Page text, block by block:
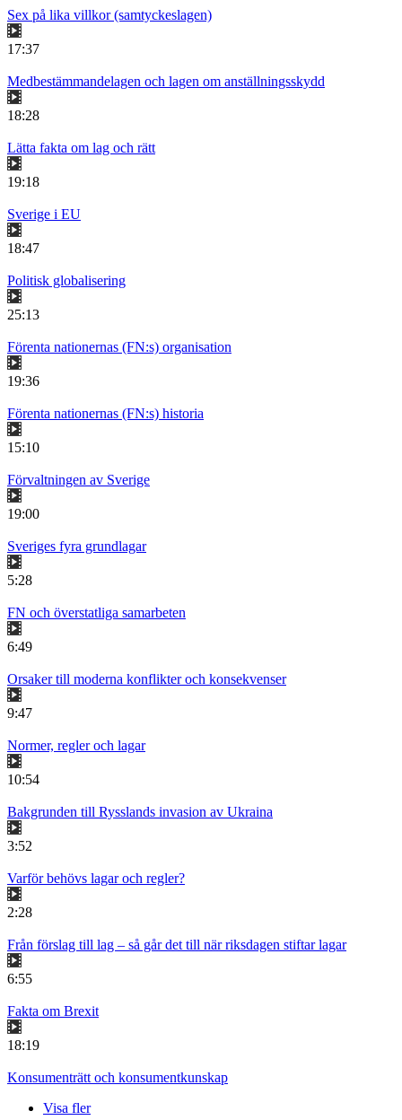
Sex på lika villkor (samtyckeslagen)
17:37
Medbestämmandelagen och lagen om anställningsskydd
18:28
Lätta fakta om lag och rätt
19:18
Sverige i EU
18:47
Politisk globalisering
25:13
Förenta nationernas (FN:s) organisation
19:36
Förenta nationernas (FN:s) historia
15:10
Förvaltningen av Sverige
19:00
Sveriges fyra grundlagar
5:28
FN och överstatliga samarbeten
6:49
Orsaker till moderna konflikter och konsekvenser
9:47
Normer, regler och lagar
10:54
Bakgrunden till Rysslands invasion av Ukraina
3:52
Varför behövs lagar och regler?
2:28
Från förslag till lag – så går det till när riksdagen stiftar lagar
6:55
Fakta om Brexit
18:19
Konsumenträtt och konsumentkunskap
Visa fler